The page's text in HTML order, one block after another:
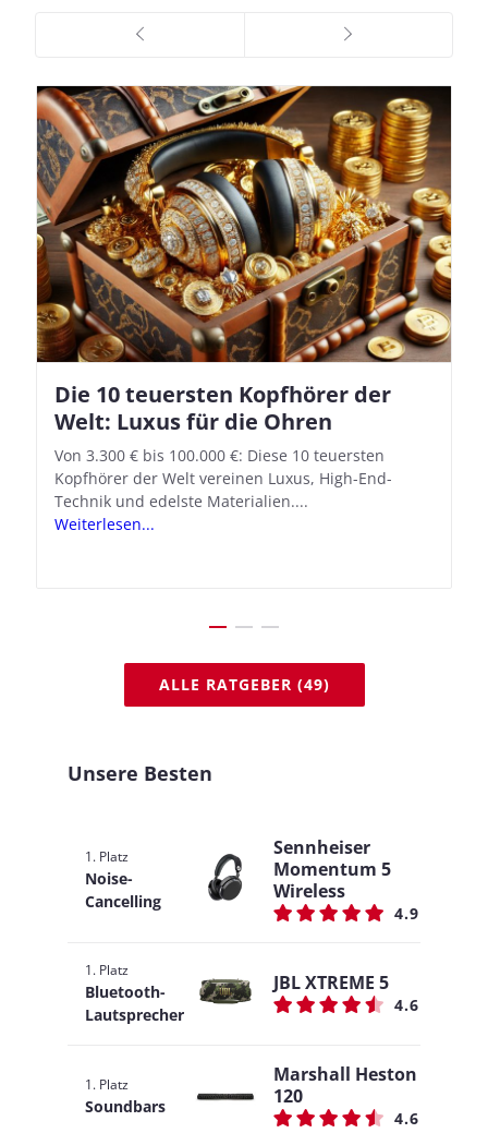
Die 10 teuersten Kopfhörer der
Welt: Luxus für die Ohren
Von 3.300 € bis 100.000 €: Diese 10 teuersten
Kopfhörer der Welt vereinen Luxus, High-End-
Technik und edelste Materialien....
Weiterlesen...
Apple AirPods Pro 2 und iOS 18.1:
So richtet ihr das neue Hörgeräte-
Feature ein
Mit iOS 18.1 und den AirPods Pro 2 verwandelt
Apple seine In-Ear-Kopfhörer in kostengünstige
Hörhilfen. In wenigen Schritten...
ALLE RATGEBER (49)
Unsere Besten
1. Platz
Noise-
Cancelling
Sennheiser
Momentum 5
Wireless
4.9
1. Platz
Bluetooth-
Lautsprecher
JBL XTREME 5
4.6
1. Platz
Soundbars
Marshall Heston
120
4.6